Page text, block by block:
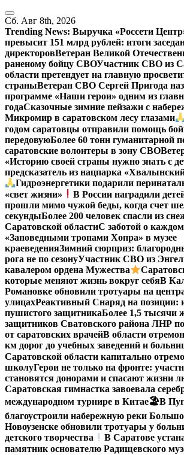
Перейти
к
содержанию
Сб. Авг 8th, 2026
Trending News: Выручка «Россети
превысит 151 млрд рублей: итоги
директоровВетеран Великой
раненому бойцу СВОУчастник СВО из
области претендует на главную
страныВетеран СВО Сергей Пригода
программе «Наши герои» одним из
годаСказочные зимние пейзажи с
Микромир в саратовском лесу глазами
годом саратовцы отправили помощь
передовуюБолее 60 тонн гуманитарной
саратовские волонтеры в зону СВО
«Историю своей страны нужно знать с
предсказатель из нацпарка
Гидроэнергетики подарили
«свет жизни»
В России наградили
прошли мимо чужой беды, когда счет
секундыБолее 200 человек спасли из
Саратовской областиС заботой о
«Заповедными тропами Хопра» в музее
краеведенияЗимний сюрприз:
рога не по сезонуУчастник СВО из
кавалером ордена Мужества
которые меняют жизнь вокруг себяВ
Романовке обновили тротуары на
улицахРеактивный Снаряд на позиции:
пушистого защитникаБолее 1,5 тысячи
защитников Сватовского района ЛНР
от саратовских врачейВ области
км дорог до учебных заведений и
Саратовской области капитально
школуГерои не только на фронте:
становятся донорами и спасают жизни
Саратовская гимнастка завоевала
международном турнире в Китае🏖В
благоустроили набережную реки
Новоузенске обновили тротуары у
детского творчества
В Саратове
памятник основателю Радищевского